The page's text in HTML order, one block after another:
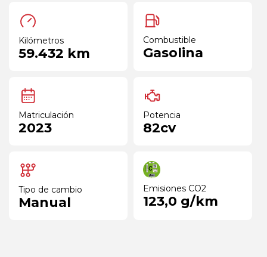
Kilómetros
59.432 km
Combustible
Gasolina
Matriculación
2023
Potencia
82cv
Tipo de cambio
Manual
Emisiones CO2
123,0 g/km